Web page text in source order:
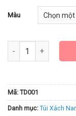
Màu
Túi Thể Thao Đeo
Mã: TD001
Danh mục: Túi Xách